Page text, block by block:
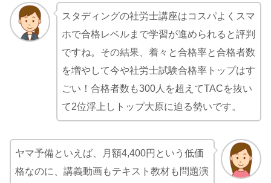
スタディングの社労士講座はコスパよくスマ
ホで合格レベルまで学習が進められると評判
ですね。その結果、着々と合格率と合格者数
を増やして今や社労士試験合格率トップはす
ごい！合格者数も300人を超えてTACを抜い
て2位浮上しトップ大原に迫る勢いです。
ヤマ予備といえば、月額4,400円という低価
格なのに、講義動画もテキスト教材も問題演